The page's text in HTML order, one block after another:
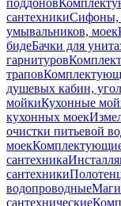
поддонов
сантехникиСифоны,
умывальников, моек
бидеБачки для
гарнитуров
трапов
душевых кабин,
мойкиКухонные
кухонных моек
очистки питьевой
моек
сантехника
сантехники
водопроводные
сантехнические